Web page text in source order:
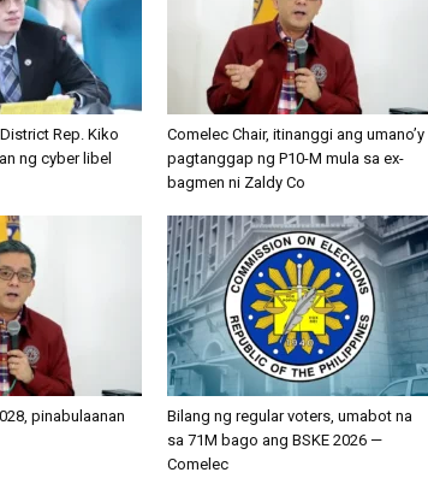
Rep. Kiko
ng cyber libel
Comelec Chair, itinanggi ang umano’y
pagtanggap ng P10-M mula sa ex-
bagmen ni Zaldy Co
pinabulaanan
Bilang ng regular voters, umabot na
sa 71M bago ang BSKE 2026 —
Comelec